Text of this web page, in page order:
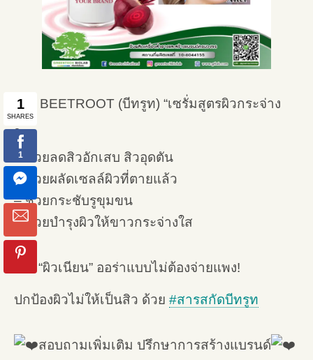
BEETROOT (บีทรูท) “เซรั่มสูตรผิวกระจ่าง
ใส”
– ช่วยลดสิวอักเสบ สิวอุดตัน
– ช่วยผลัดเซลล์ผิวที่ตายแล้ว
– ช่วยกระชับรูขุมขน
– ช่วยบำรุงผิวให้ขาวกระจ่างใส
“ผิวเนียน” ออร่าแบบไม่ต้องจ่ายแพง!
ปกป้องผิวไม่ให้เป็นสิว ด้วย #สารสกัดบีทรูท
สอบถามเพิ่มเติม ปรึกษาการสร้างแบรนด์